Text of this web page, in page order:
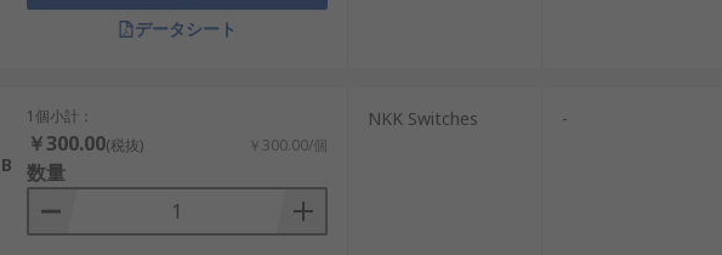
データシート
1個小計：
￥300.00(税抜) ￥300.00/個
数量
NKK Switches -